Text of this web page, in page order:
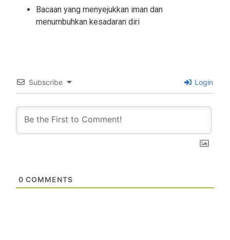
Bacaan yang menyejukkan iman dan
menumbuhkan kesadaran diri
Subscribe Login
0 COMMENTS